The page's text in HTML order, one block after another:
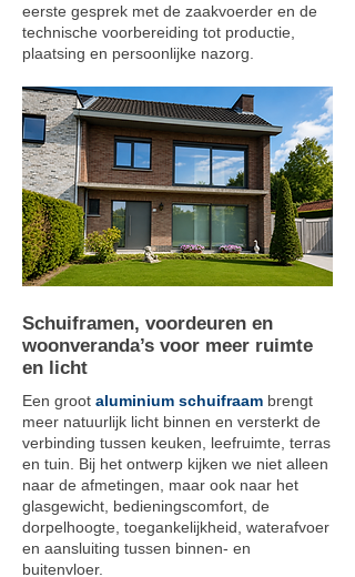
eerste gesprek met de zaakvoerder en de
technische voorbereiding tot productie,
plaatsing en persoonlijke nazorg.
Schuiframen, voordeuren en
woonveranda’s voor meer ruimte
en licht
Een groot aluminium schuifraam brengt
meer natuurlijk licht binnen en versterkt de
verbinding tussen keuken, leefruimte, terras
en tuin. Bij het ontwerp kijken we niet alleen
naar de afmetingen, maar ook naar het
glasgewicht, bedieningscomfort, de
dorpelhoogte, toegankelijkheid, waterafvoer
en aansluiting tussen binnen- en
buitenvloer.